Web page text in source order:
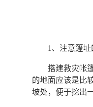
1、注意篷
搭建救灾帐
的地面应该是比
坡处，便于挖出